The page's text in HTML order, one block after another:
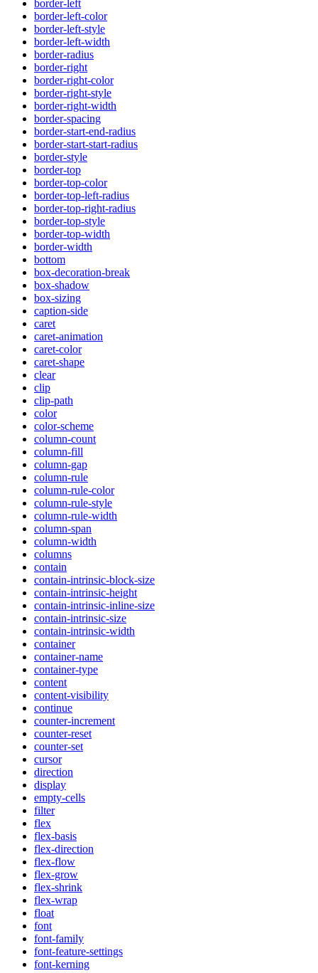
border-left
border-left-color
border-left-style
border-left-width
border-radius
border-right
border-right-color
border-right-style
border-right-width
border-spacing
border-start-end-radius
border-start-start-radius
border-style
border-top
border-top-color
border-top-left-radius
border-top-right-radius
border-top-style
border-top-width
border-width
bottom
box-decoration-break
box-shadow
box-sizing
caption-side
caret
caret-animation
caret-color
caret-shape
clear
clip
clip-path
color
color-scheme
column-count
column-fill
column-gap
column-rule
column-rule-color
column-rule-style
column-rule-width
column-span
column-width
columns
contain
contain-intrinsic-block-size
contain-intrinsic-height
contain-intrinsic-inline-size
contain-intrinsic-size
contain-intrinsic-width
container
container-name
container-type
content
content-visibility
continue
counter-increment
counter-reset
counter-set
cursor
direction
display
empty-cells
filter
flex
flex-basis
flex-direction
flex-flow
flex-grow
flex-shrink
flex-wrap
float
font
font-family
font-feature-settings
font-kerning